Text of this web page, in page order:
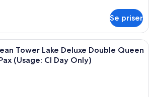
Se priser
Duntäcken, minibar,
Tower Lake Deluxe Double Queen
(Usage: CI Day Only)